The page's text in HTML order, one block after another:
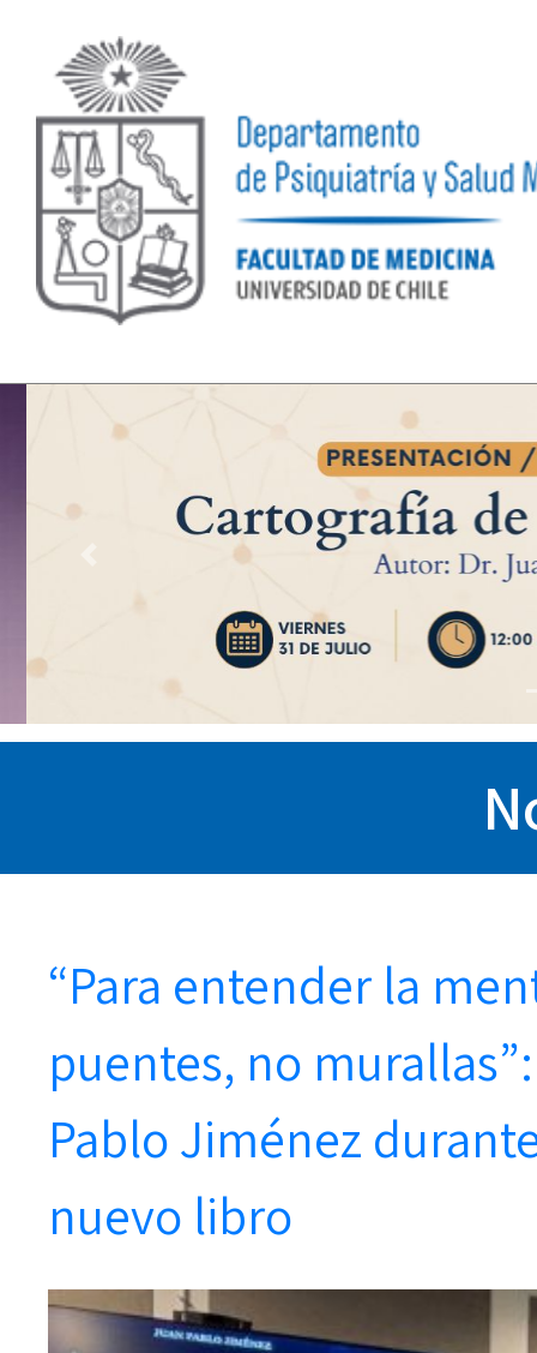
Previous
“Para entender la
puentes, no
Pablo Jiménez
nuevo libro